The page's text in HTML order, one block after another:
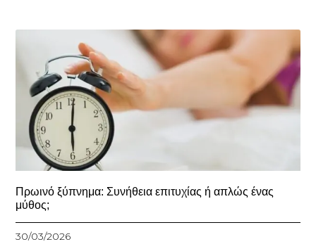
Πρωινό ξύπνημα: Συνήθεια επιτυχίας ή απλώς ένας
μύθος;
30/03/2026